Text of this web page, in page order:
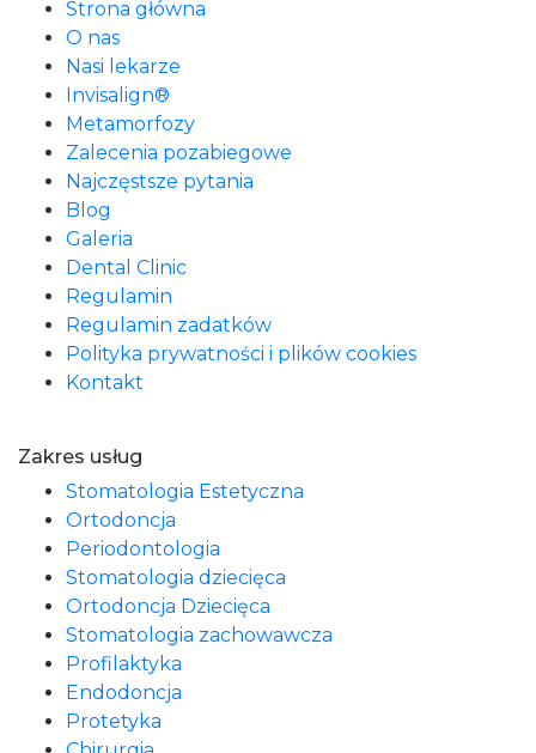
Strona główna
O nas
Nasi lekarze
Invisalign®
Metamorfozy
Zalecenia pozabiegowe
Najczęstsze pytania
Blog
Galeria
Dental Clinic
Regulamin
Regulamin zadatków
Polityka prywatności i plików cookies
Kontakt
Zakres usług
Stomatologia Estetyczna
Ortodoncja
Periodontologia
Stomatologia dziecięca
Ortodoncja Dziecięca
Stomatologia zachowawcza
Profilaktyka
Endodoncja
Protetyka